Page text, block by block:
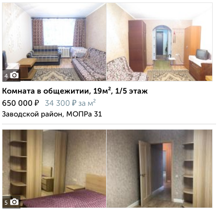
4
Комната в общежитии, 19м², 1/5 этаж
650 000 ₽ 34 300 ₽ за м²
Заводской район, МОПРа 31
5